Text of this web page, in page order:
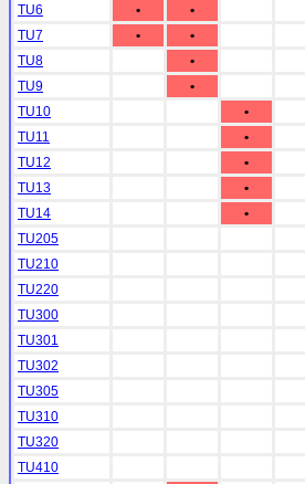
TU6
•
•
TU7
•
•
TU8
•
TU9
•
TU10
•
TU11
•
TU12
•
TU13
•
TU14
•
TU205
TU210
TU220
TU300
TU301
TU302
TU305
TU310
TU320
TU410